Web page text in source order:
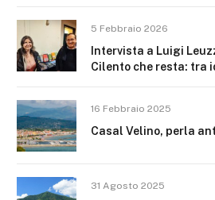
5 Febbraio 2026
Intervista a Luigi
Cilento che resta: tra
16 Febbraio 2025
Casal Velino, perla
31 Agosto 2025